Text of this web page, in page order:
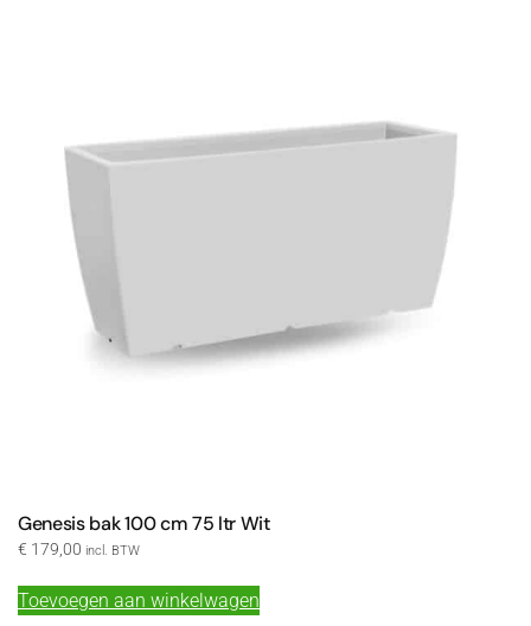
Genesis bak 100 cm 75 ltr Wit
€ 179,00 incl. BTW
Toevoegen aan winkelwagen